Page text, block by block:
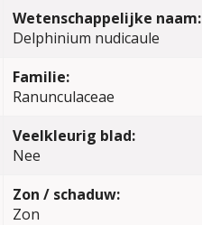
Wetenschappelijke naam:
Delphinium nudicaule
Familie:
Ranunculaceae
Veelkleurig blad:
Nee
Zon / schaduw:
Zon